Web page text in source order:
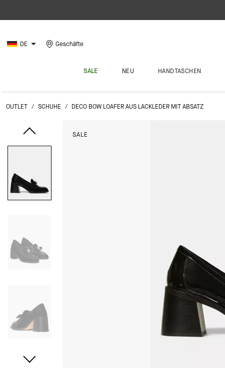
DE Geschäfte
SALE NEU HANDTASCHEN
OUTLET / SCHUHE / DECO BOW LOAFER AUS LACKLEDER MIT ABSATZ
SALE